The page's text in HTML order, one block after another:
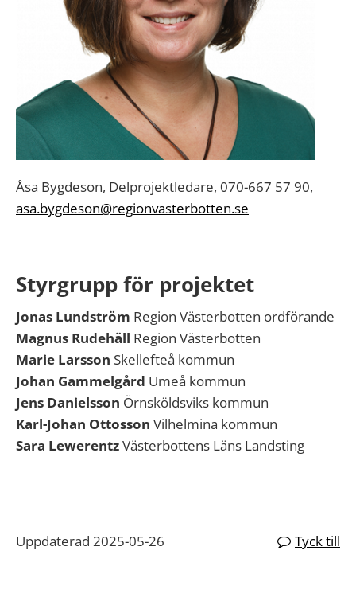
Åsa Bygdeson, Delprojektledare, 070-667 57 90,
asa.bygdeson@regionvasterbotten.se
Styrgrupp för projektet
Jonas Lundström Region Västerbotten ordförande
Magnus Rudehäll Region Västerbotten
Marie Larsson Skellefteå kommun
Johan Gammelgård Umeå kommun
Jens Danielsson Örnsköldsviks kommun
Karl-Johan Ottosson Vilhelmina kommun
Sara LewerentzVästerbottens Läns Landsting
Uppdaterad 2025-05-26 Tyck till